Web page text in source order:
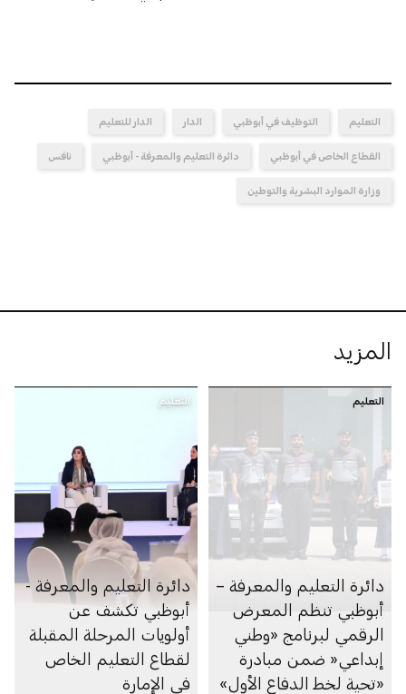
التعليم التوظيف في أبوظبي الدار الدار للتعليم
القطاع الخاص في أبوظبي دائرة التعليم والمعرفة - أبوظبي نافس
وزارة الموارد البشرية والتوطين
المزيد
التعليم
دائرة التعليم والمعرفة –
أبوظبي تنظم المعرض
الرقمي لبرنامج «وطني
إبداعي« ضمن مبادرة
«تحية لخط الدفاع الأول»
التعليم
دائرة التعليم والمعرفة -
أبوظبي تكشف عن
أولويات المرحلة المقبلة
لقطاع التعليم الخاص
في الإمارة